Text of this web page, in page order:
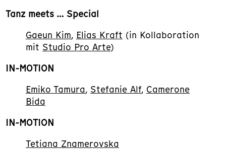
Tanz meets … Special
Gaeun Kim, Elias Kraft (in Kollaboration
mit Studio Pro Arte)
IN-MOTION
Emiko Tamura, Stefanie Alf, Camerone
Bida
IN-MOTION
Tetiana Znamerovska